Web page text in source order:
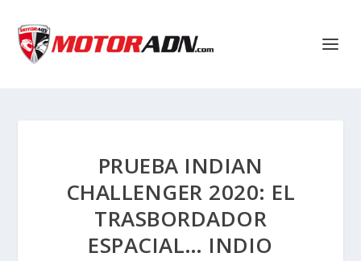
PRUEBA INDIAN
CHALLENGER 2020: EL
TRASBORDADOR
ESPACIAL… INDIO